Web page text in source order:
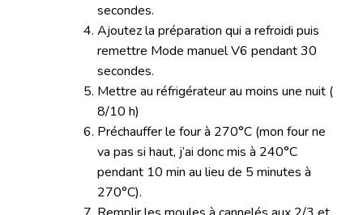
secondes.
Ajoutez la préparation qui a refroidi puis
remettre Mode manuel V6 pendant 30
secondes.
Mettre au réfrigérateur au moins une nuit (
8/10 h)
Préchauffer le four à 270°C (mon four ne
va pas si haut, j’ai donc mis à 240°C
pendant 10 min au lieu de 5 minutes à
270°C).